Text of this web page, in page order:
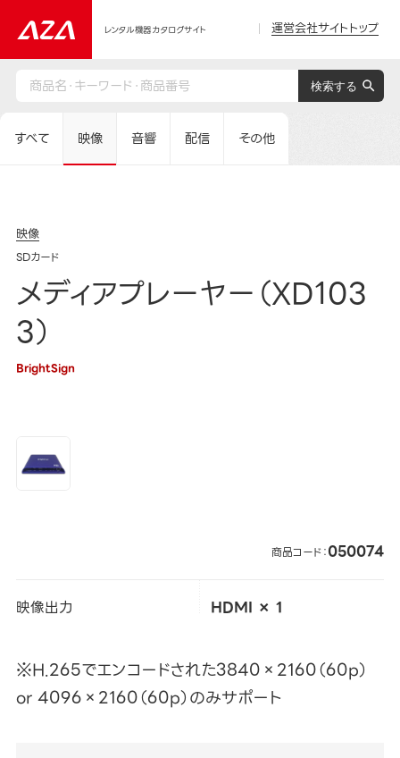
レンタル機器カタログサイト 運営会社サイトトップ
すべて 映像 音響 配信 その他
映像
SDカード
メディアプレーヤー（XD103
3）
BrightSign
商品コード：050074
映像出力 HDMI × 1
※H.265でエンコードされた3840×2160（60p）
or 4096×2160（60p）のみサポート